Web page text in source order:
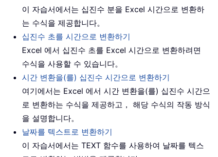
이 자습서에서는 십진수 분을 Excel 시간으로 변환하
는 수식을 제공합니다。
십진수 초를 시간으로 변환하기
Excel 에서 십진수 초를 Excel 시간으로 변환하려면
수식을 사용할 수 있습니다。
시간 변환을(를) 십진수 시간으로 변환하기
여기에서는 Excel 에서 시간 변환을(를) 십진수 시간으
로 변환하는 수식을 제공하고， 해당 수식의 작동 방식
을 설명합니다。
날짜를 텍스트로 변환하기
이 자습서에서는 TEXT 함수를 사용하여 날짜를 텍스